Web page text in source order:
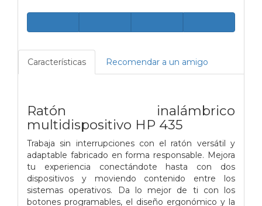
Características Recomendar a un amigo
Ratón inalámbrico
multidispositivo HP 435
Trabaja sin interrupciones con el ratón versátil y
adaptable fabricado en forma responsable. Mejora
tu experiencia conectándote hasta con dos
dispositivos y moviendo contenido entre los
sistemas operativos. Da lo mejor de ti con los
botones programables, el diseño ergonómico y la